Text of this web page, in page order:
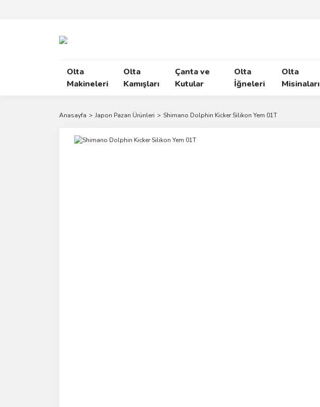
Olta
Makineleri
Olta
Kamışları
Çanta ve
Kutular
Olta
İğneleri
Olta
Misinaları
Anasayfa Japon Pazarı Ürünleri Shimano Dolphin Kicker Silikon Yem 01T